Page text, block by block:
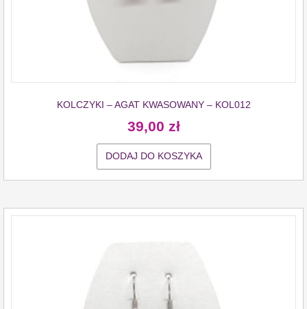
KOLCZYKI – AGAT KWASOWANY – KOL012
39,00 zł
DODAJ DO KOSZYKA